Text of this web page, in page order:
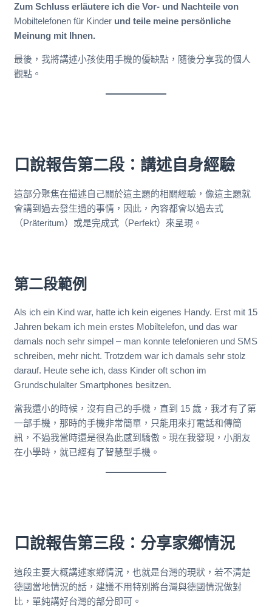
Zum Schluss erläutere ich die Vor- und Nachteile von
Mobiltelefonen für Kinder und teile meine persönliche
Meinung mit Ihnen.
最後，我將講述小孩使用手機的優缺點，隨後分享我的個人
觀點。
口說報告第二段：講述自身經驗
這部分聚焦在描述自己關於這主題的相關經驗，像這主題就
會講到過去發生過的事情，因此，內容都會以過去式
（Präteritum）或是完成式（Perfekt）來呈現。
第二段範例
Als ich ein Kind war, hatte ich kein eigenes Handy. Erst mit 15
Jahren bekam ich mein erstes Mobiltelefon, und das war
damals noch sehr simpel – man konnte telefonieren und SMS
schreiben, mehr nicht. Trotzdem war ich damals sehr stolz
darauf. Heute sehe ich, dass Kinder oft schon im
Grundschulalter Smartphones besitzen.
當我還小的時候，沒有自己的手機，直到 15 歲，我才有了第
一部手機，那時的手機非常簡單，只能用來打電話和傳簡
訊，不過我當時還是很為此感到驕傲。現在我發現，小朋友
在小學時，就已經有了智慧型手機。
口說報告第三段：分享家鄉情況
這段主要大概講述家鄉情況，也就是台灣的現狀，若不清楚
德國當地情況的話，建議不用特別將台灣與德國情況做對
比，單純講好台灣的部分即可。